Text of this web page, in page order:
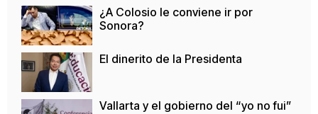
¿A Colosio le conviene ir por
Sonora?
El dinerito de la Presidenta
Vallarta y el gobierno del “yo no fui”